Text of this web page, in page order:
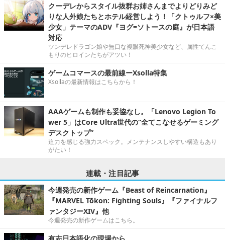
クーデレからスタイル抜群お姉さんまでよりどりみど
りな人外娘たちとホテル経営しよう！「クトゥルフ×美
少女」テーマのADV『ヨグ=ソトースの庭』が日本語
対応
ツンデレドラゴン娘や無口な複眼死神美少女など、属性てんこ
もりのヒロインたちがアツい！
ゲームコマースの最前線ーXsolla特集
Xsollaの最新情報はこちらから！
AAAゲームも制作も妥協なし。「Lenovo Legion To
wer 5」はCore Ultra世代の“全てこなせるゲーミング
デスクトップ”
迫力を感じる強力スペック。メンテナンスしやすい構造もあり
がたい！
連載・注目記事
今週発売の新作ゲーム『Beast of Reincarnation』
『MARVEL Tōkon: Fighting Souls』『ファイナルフ
ァンタジーXIV』他
今週発売の新作ゲームはこちら。
有志日本語化の現場から